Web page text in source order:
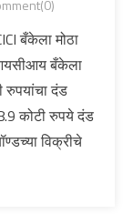
बँकेला मोठा
बँकेला
रुपयांचा दंड
कोटी रुपये दंड
विक्रीचे